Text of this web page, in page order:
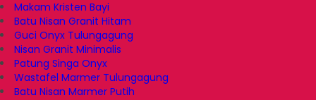
Makam Kristen Bayi
Batu Nisan Granit Hitam
Guci Onyx Tulungagung
Nisan Granit Minimalis
Patung Singa Onyx
Wastafel Marmer Tulungagung
Batu Nisan Marmer Putih